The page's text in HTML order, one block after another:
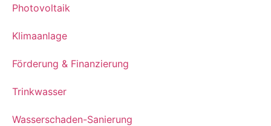
Photovoltaik
Klimaanlage
Förderung & Finanzierung
Trinkwasser
Wasserschaden-Sanierung